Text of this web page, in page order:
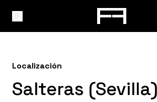
Localización
Salteras (Sevilla)